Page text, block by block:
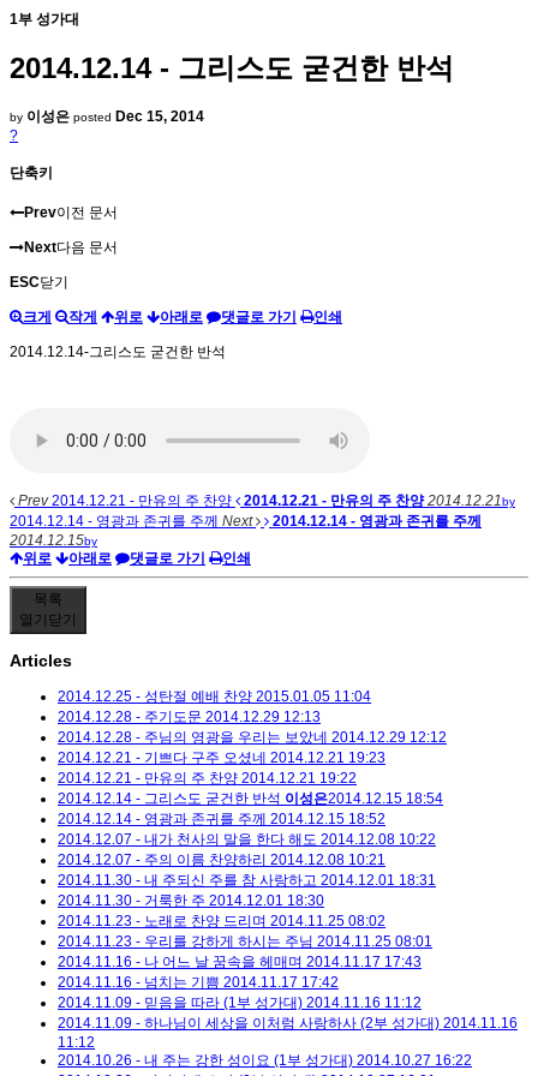
1부 성가대
2014.12.14 - 그리스도 굳건한 반석
by 이성은 posted Dec 15, 2014
?
단축키
Prev이전 문서
Next다음 문서
ESC닫기
크게 작게 위로 아래로 댓글로 가기 인쇄
2014.12.14-그리스도 굳건한 반석
Prev2014.12.21 - 만유의 주 찬양 2014.12.21 - 만유의 주 찬양 2014.12.21by
2014.12.14 - 영광과 존귀를 주께 Next
2014.12.14 - 영광과 존귀를 주께
2014.12.15by
위로 아래로 댓글로 가기 인쇄
목록
열기 닫기
Articles
2014.12.25 - 성탄절 예배 찬양 2015.01.05 11:04
2014.12.28 - 주기도문 2014.12.29 12:13
2014.12.28 - 주님의 영광을 우리는 보았네 2014.12.29 12:12
2014.12.21 - 기쁘다 구주 오셨네 2014.12.21 19:23
2014.12.21 - 만유의 주 찬양 2014.12.21 19:22
2014.12.14 - 그리스도 굳건한 반석 이성은2014.12.15 18:54
2014.12.14 - 영광과 존귀를 주께 2014.12.15 18:52
2014.12.07 - 내가 천사의 말을 한다 해도 2014.12.08 10:22
2014.12.07 - 주의 이름 찬양하리 2014.12.08 10:21
2014.11.30 - 내 주되신 주를 참 사랑하고 2014.12.01 18:31
2014.11.30 - 거룩한 주 2014.12.01 18:30
2014.11.23 - 노래로 찬양 드리며 2014.11.25 08:02
2014.11.23 - 우리를 강하게 하시는 주님 2014.11.25 08:01
2014.11.16 - 나 어느 날 꿈속을 헤매며 2014.11.17 17:43
2014.11.16 - 넘치는 기쁨 2014.11.17 17:42
2014.11.09 - 믿음을 따라 (1부 성가대) 2014.11.16 11:12
2014.11.09 - 하나님이 세상을 이처럼 사랑하사 (2부 성가대) 2014.11.16
11:12
2014.10.26 - 내 주는 강한 성이요 (1부 성가대) 2014.10.27 16:22